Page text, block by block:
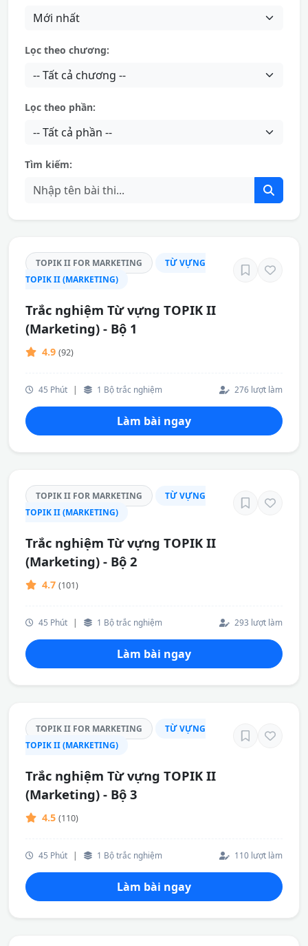
Lọc theo chương:
Lọc theo phần:
Tìm kiếm:
TOPIK II FOR MARKETING
TỪ VỰNG
TOPIK II (MARKETING)
Trắc nghiệm Từ vựng TOPIK II
(Marketing) - Bộ 1
4.9 (92)
45 Phút | 1 Bộ trắc nghiệm 276 lượt làm
Làm bài ngay
TOPIK II FOR MARKETING
TỪ VỰNG
TOPIK II (MARKETING)
Trắc nghiệm Từ vựng TOPIK II
(Marketing) - Bộ 2
4.7 (101)
45 Phút | 1 Bộ trắc nghiệm 293 lượt làm
Làm bài ngay
TOPIK II FOR MARKETING
TỪ VỰNG
TOPIK II (MARKETING)
Trắc nghiệm Từ vựng TOPIK II
(Marketing) - Bộ 3
4.5 (110)
45 Phút | 1 Bộ trắc nghiệm 110 lượt làm
Làm bài ngay